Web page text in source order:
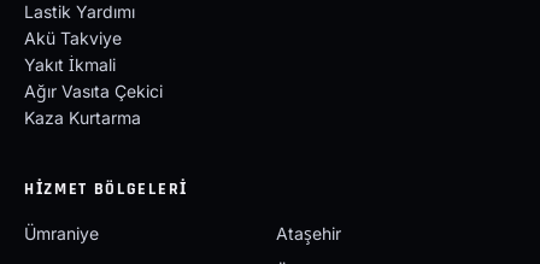
Lastik Yardımı
Akü Takviye
Yakıt İkmali
Ağır Vasıta Çekici
Kaza Kurtarma
HIZMET BÖLGELERI
Ümraniye
Ataşehir